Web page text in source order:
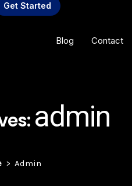
Get Started
Blog Contact
admin
Admin